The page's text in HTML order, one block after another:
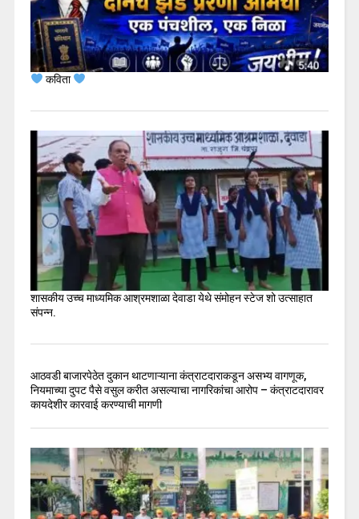
कविता
शासकीय उच्च माध्यमिक आश्रमशाळा देवाडा येथे संमोहन स्टेज शो उत्साहात
संपन्न.
आठवडी बाजारपेठेत दुकान थाटणाऱ्याना कंत्राटदाराकडून असभ्य वागणूक,
नियमाच्या दुपट पैसे वसुल करीत असल्याचा नागरिकांचा आरोप – कंत्राटदारावर
कायदेशीर कारवाई करण्याची मागणी